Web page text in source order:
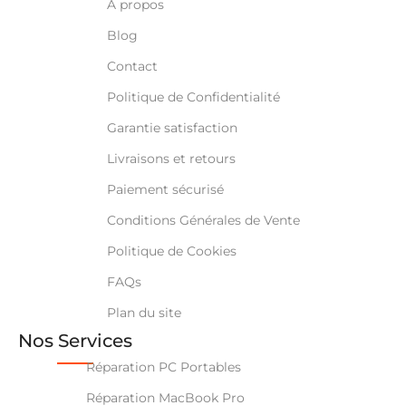
À propos
Blog
Contact
Politique de Confidentialité
Garantie satisfaction
Livraisons et retours
Paiement sécurisé
Conditions Générales de Vente
Politique de Cookies
FAQs
Plan du site
Nos Services
Réparation PC Portables
Réparation MacBook Pro